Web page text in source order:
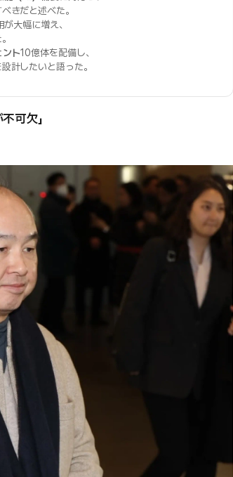
きだと述べた。
大幅に増え、
ント10億体を配備し、
計したいと語った。
可欠」